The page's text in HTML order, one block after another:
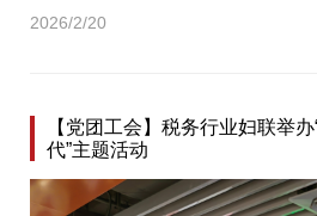
2026/2/20
【党团工会】税务行业妇联举
代”主题活动